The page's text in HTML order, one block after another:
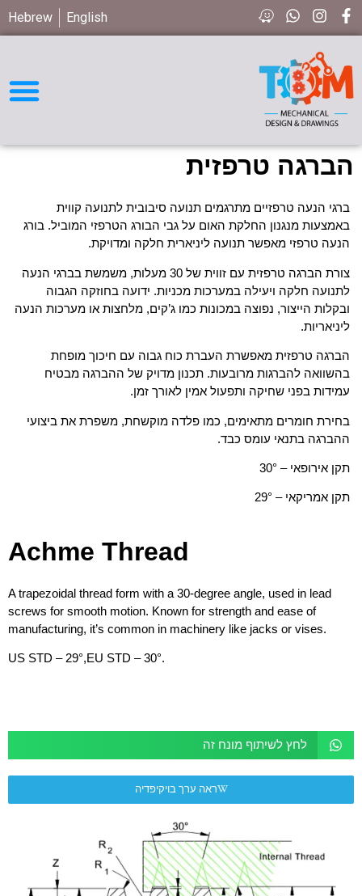
English
Hebrew
הברגה טרפזית
ברגי הנעה טרפזיים מתרגמים תנועה סיבובית לתנועה קווית
באמצעות מנגנון החלקת האום על גבי הבורג הטרפזי המוביל. בורג
הנעה טרפזי מאפשר תנועה ליניארית חלקה ומדויקת.
צורת הברגה טרפזית עם זווית של 30 מעלות, משמשת בברגי הנעה
לתנועה חלקה ויעילה במערכות מכניות. ידועה בחוזקה הגבוה
ובקלות הייצור, נפוצה במכונות כמו ג’קים, מלחצות או מערכות הנעה
ליניאריות.
הברגה טרפזית מאפשרת העברת כוח גבוה עם חיכוך מופחת
בהשוואה להברגות מרובעות. תכנון מדויק של ההברגה מבטיח
עמידות בפני שחיקה ותפעול אמין לאורך זמן.
בחירת חומרים מתאימים, כמו פלדה מוקשחת, משפרת את ביצועי
ההברגה בתנאי עומס כבד.
תקן אירופאי – 30°
תקן אמריקאי – 29°
Achme Thread
A trapezoidal thread form with a 30-degree angle, used in lead
screws for smooth motion. Known for strength and ease of
manufacturing, it’s common in machinery like jacks or vises.
US STD – 29°,EU STD – 30°.
לחץ לשיתוף מונח זה
ראה ערך בויקיפדיה